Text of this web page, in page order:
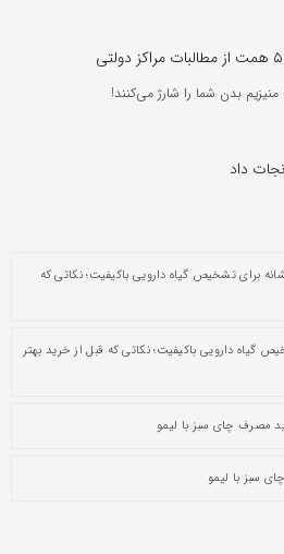
داد
برای تشخیص گیاه دارویی باکیفیت؛ نکاتی که
گیاه دارویی باکیفیت؛ نکاتی که قبل از خرید بهتر
مصرف چای سبز با لیمو
سبز با لیمو